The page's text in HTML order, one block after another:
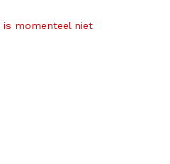
momenteel niet